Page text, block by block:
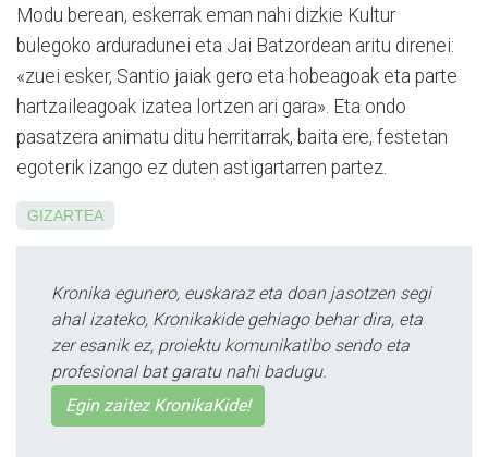
Modu berean, eskerrak eman nahi dizkie Kultur
bulegoko arduradunei eta Jai Batzordean aritu direnei:
«zuei esker, Santio jaiak gero eta hobeagoak eta parte
hartzaileagoak izatea lortzen ari gara». Eta ondo
pasatzera animatu ditu herritarrak, baita ere, festetan
egoterik izango ez duten astigartarren partez.
GIZARTEA
Kronika egunero, euskaraz eta doan jasotzen segi
ahal izateko, Kronikakide gehiago behar dira, eta
zer esanik ez, proiektu komunikatibo sendo eta
profesional bat garatu nahi badugu.
Egin zaitez KronikaKide!